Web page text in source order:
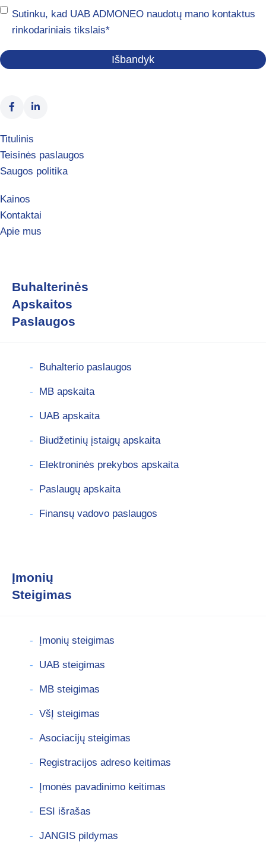
Sutikimas*
Sutinku, kad UAB ADMONEO naudotų mano kontaktus
rinkodariniais tikslais*
Titulinis
Teisinės paslaugos
Saugos politika
Kainos
Kontaktai
Apie mus
Buhalterinės
Apskaitos
Paslaugos
Buhalterio paslaugos
MB apskaita
UAB apskaita
Biudžetinių įstaigų apskaita
Elektroninės prekybos apskaita
Paslaugų apskaita
Finansų vadovo paslaugos
Įmonių
Steigimas
Įmonių steigimas
UAB steigimas
MB steigimas
VšĮ steigimas
Asociacijų steigimas
Registracijos adreso keitimas
Įmonės pavadinimo keitimas
ESI išrašas
JANGIS pildymas